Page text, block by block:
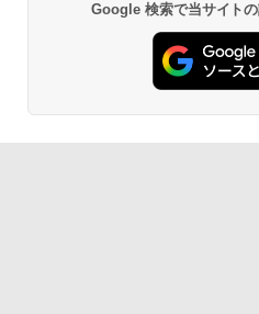
Google 検索で当サイト